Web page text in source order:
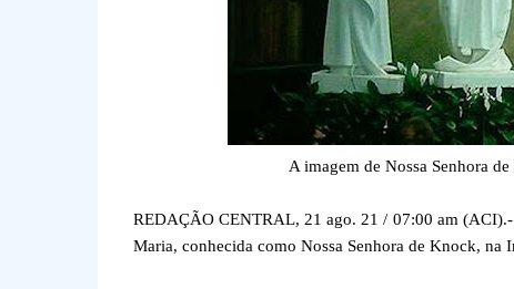
A imagem de Nossa Senhora
REDAÇÃO CENTRAL, 21 ago. 21 / 07:00 am
Maria, conhecida como Nossa Senhora de Knock, na